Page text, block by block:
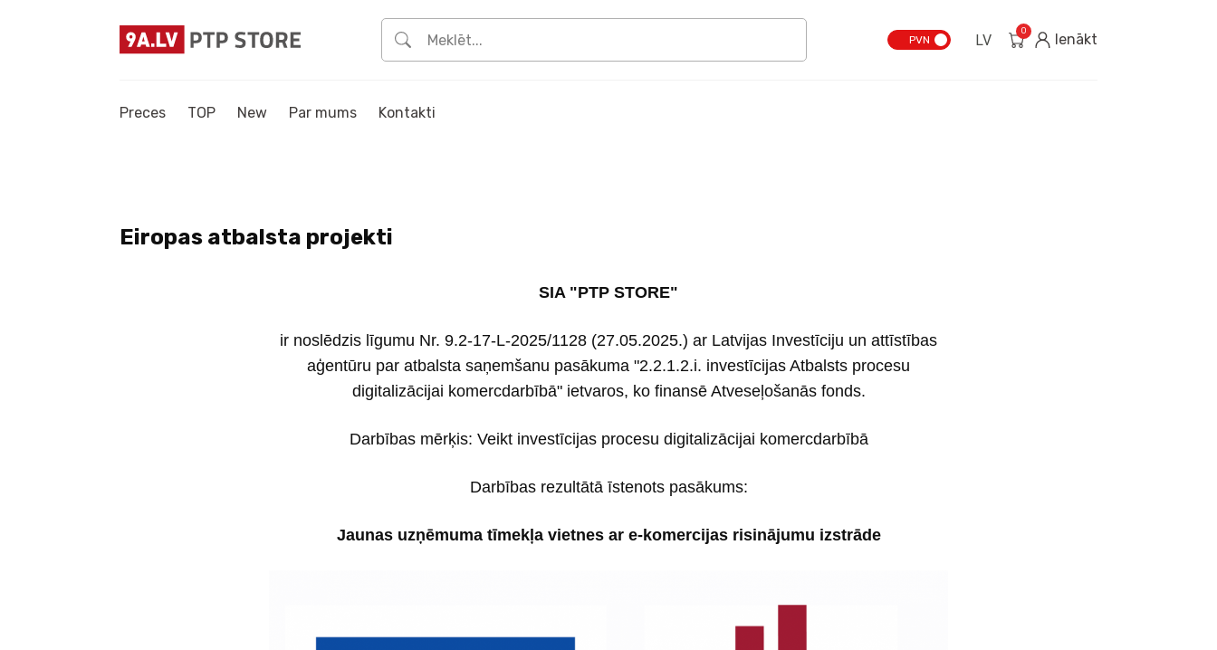
PVN LV
0
Ienākt
Preces TOP New Par mums Kontakti
Eiropas atbalsta projekti
SIA "PTP STORE"
ir noslēdzis līgumu Nr. 9.2-17-L-2025/1128 (27.05.2025.) ar Latvijas Investīciju un attīstības
aģentūru par atbalsta saņemšanu pasākuma "2.2.1.2.i. investīcijas Atbalsts procesu
digitalizācijai komercdarbībā" ietvaros, ko finansē Atveseļošanās fonds.
Darbības mērķis: Veikt investīcijas procesu digitalizācijai komercdarbībā
Darbības rezultātā īstenots pasākums:
Jaunas uzņēmuma tīmekļa vietnes ar e-komercijas risinājumu izstrāde